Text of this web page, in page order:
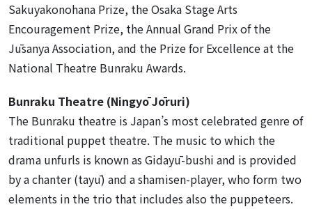
Sakuyakonohana Prize, the Osaka Stage Arts
Encouragement Prize, the Annual Grand Prix of the
Jūsanya Association, and the Prize for Excellence at the
National Theatre Bunraku Awards.
Bunraku Theatre (Ningyō Jōruri)
The Bunraku theatre is Japan’s most celebrated genre of
traditional puppet theatre. The music to which the
drama unfurls is known as Gidayū-bushi and is provided
by a chanter (tayū) and a shamisen-player, who form two
elements in the trio that includes also the puppeteers.